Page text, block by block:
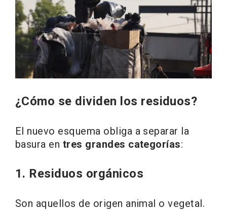
¿Cómo se dividen los residuos?
El nuevo esquema obliga a separar la
basura en tres grandes categorías:
1. Residuos orgánicos
Son aquellos de origen animal o vegetal.